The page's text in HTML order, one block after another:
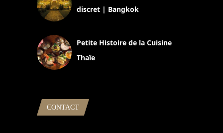
discret | Bangkok
Petite Histoire de la Cuisine
Thaïe
CONTACT